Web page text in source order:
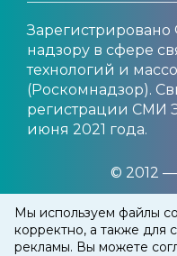
Мы используем файлы
корректно, а также для
рекламы. Вы можете
надзору в сфере
технологий и
(Роскомнадзор).
регистрации СМИ
июня 2021 года.
© 2012 —